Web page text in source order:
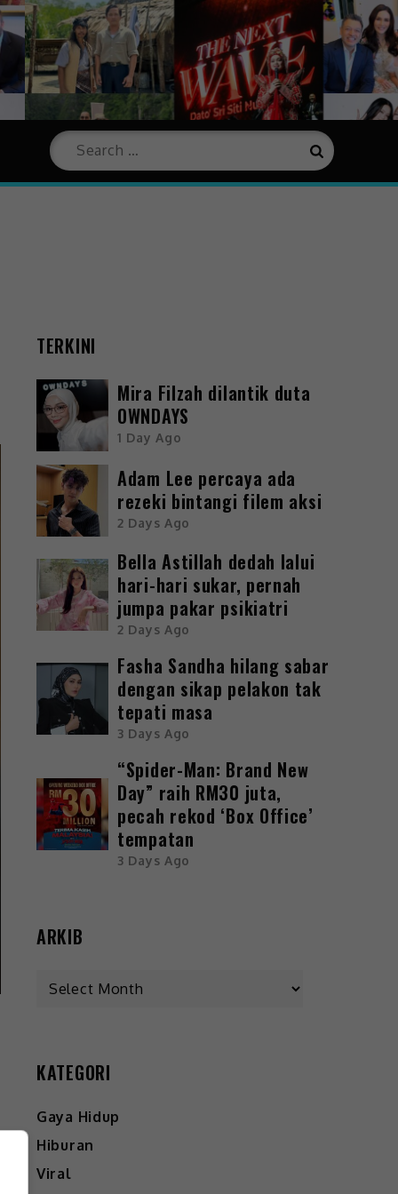
TERKINI
Mira Filzah dilantik duta
OWNDAYS
1 Day Ago
Adam Lee percaya ada
rezeki bintangi filem aksi
2 Days Ago
Bella Astillah dedah lalui
hari-hari sukar, pernah
jumpa pakar psikiatri
2 Days Ago
Fasha Sandha hilang sabar
dengan sikap pelakon tak
tepati masa
3 Days Ago
“Spider-Man: Brand New
Day” raih RM30 juta,
pecah rekod ‘Box Office’
tempatan
3 Days Ago
ARKIB
KATEGORI
Gaya Hidup
Hiburan
Viral